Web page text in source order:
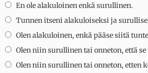
En ole alakuloinen enkä surullinen.
Tunnen itseni alakuloiseksi ja
Olen alakuloinen, enkä pääse siitä
Olen niin surullinen tai onneton, että se
Olen niin surullinen tai onneton, etten